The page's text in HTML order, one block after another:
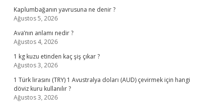
Kaplumbağanın yavrusuna ne denir ?
Ağustos 5, 2026
Ava’nın anlamı nedir ?
Ağustos 4, 2026
1 kg kuzu etinden kaç şiş çıkar ?
Ağustos 3, 2026
1 Türk lirasını (TRY) 1 Avustralya doları (AUD) çevirmek için hangi
döviz kuru kullanılır ?
Ağustos 3, 2026